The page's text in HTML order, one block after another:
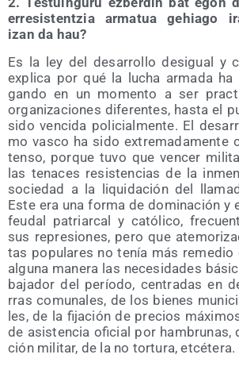
erre­sis­ten­tzia arma­tua gehia­go
izan da hau?
Es la ley del desa­rro­llo des­igual y
expli­ca por qué la lucha arma­da
gan­do en un momen­to a ser
orga­ni­za­cio­nes dife­ren­tes, has­ta el
sido ven­ci­da poli­cial­men­te. El
mo vas­co ha sido extre­ma­da­men­te
ten­so, por­que tuvo que ven­cer
las tena­ces resis­ten­cias de la
socie­dad a la liqui­da­ción del
Este era una for­ma de domi­na­ción
feu­dal patriar­cal y cató­li­co,
sus repre­sio­nes, pero que
tas popu­la­res no tenía más reme­dio
algu­na mane­ra las nece­si­da­des
ba­ja­dor del perío­do, cen­tra­das en
rras comu­na­les, de los bie­nes
les, de la fija­ción de pre­cios
de asis­ten­cia ofi­cial por
ción mili­tar, de la no tor­tu­ra, etcétera.